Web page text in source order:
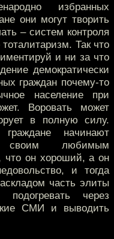
избранных
они могут творить
– систем контроля
Так что
и ни за что
демократически
граждан почему-то
население при
Воровать может
в полную силу.
начинают
своим любимым
что он хороший, а он
и тогда
часть элиты
подогревать через
СМИ и выводить